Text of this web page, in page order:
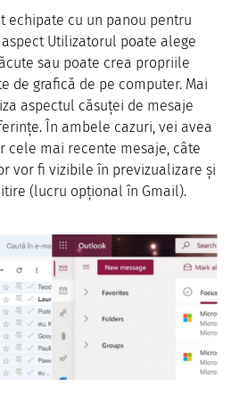
echipate cu un panou pentru
Utilizatorul poate alege
sau poate crea propriile
de grafică de pe computer. Mai
aspectul căsuței de mesaje
În ambele cazuri, vei avea
cele mai recente mesaje, câte
vor fi vizibile în previzualizare și
(lucru opțional în Gmail).